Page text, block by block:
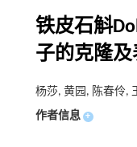
铁皮石斛
子的克隆
杨莎, 黄园, 陈春伶,
作者信息 +